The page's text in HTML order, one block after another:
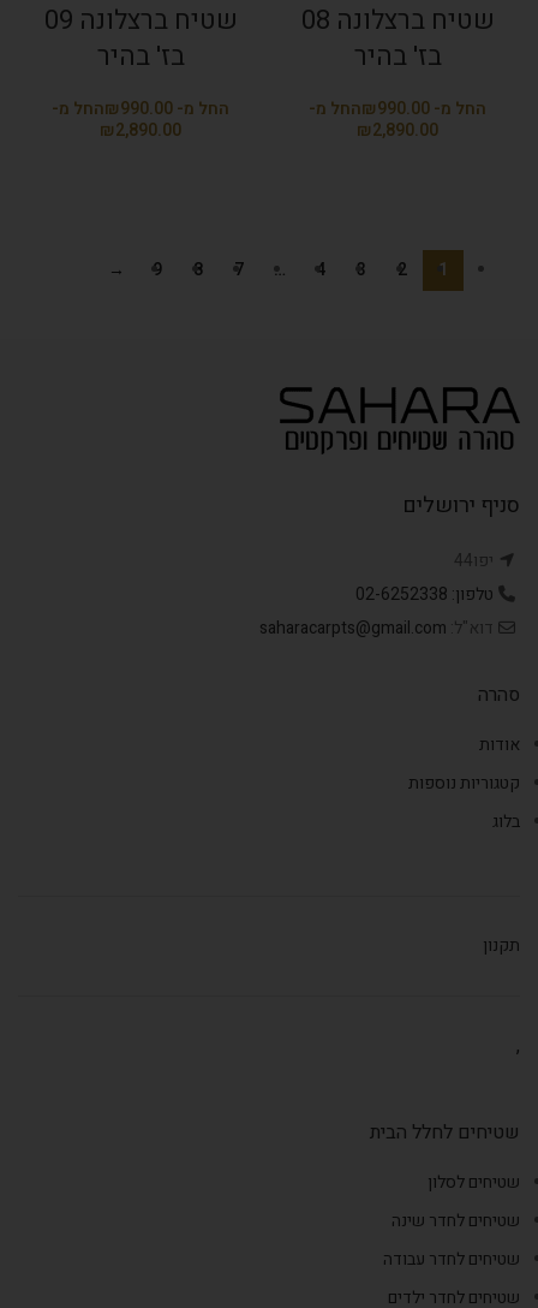
שטיח ברצלונה 08
בז' בהיר
₪
₪
שטיח ברצלונה 09
בז' בהיר
₪
₪
1
2
3
4
…
7
8
9
→
סניף ירושלים
יפו44
טלפון: 02-6252338
דוא"ל: saharacarpts@gmail.com
סהרה
אודות
קטגוריות נוספות
בלוג
תקנון
,
שטיחים לחלל הבית
שטיחים לסלון
שטיחים לחדר שינה
שטיחים לחדר עבודה
שטיחים לחדר ילדים